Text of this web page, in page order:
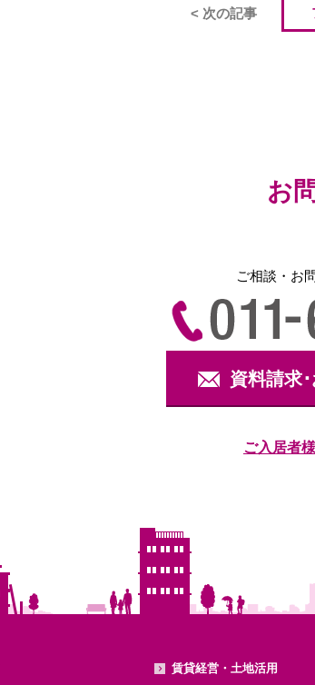
< 次の記事
お
ご相談・お
資料請求
ご入居者
賃貸経営・土地活用